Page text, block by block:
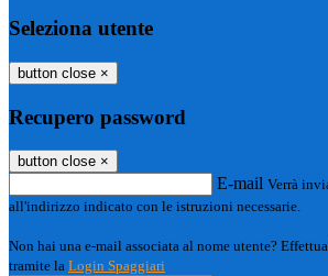
Seleziona utente
button close ×
Recupero password
button close ×
E-mail Verrà
all'indirizzo indicato con le istruzioni necessarie.
Non hai una e-mail associata al nome utente?
tramite la Login Spaggiari